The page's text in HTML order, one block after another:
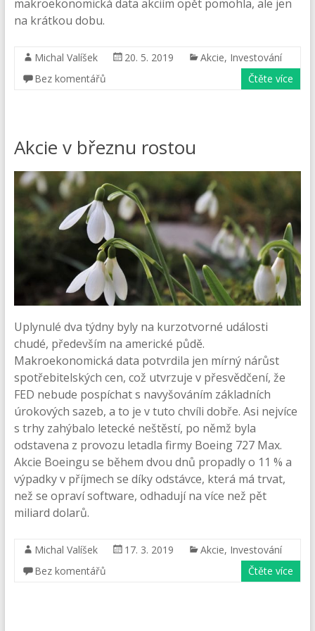
makroekonomická data akciím opět pomohla, ale jen
na krátkou dobu.
Michal Valíšek 20. 5. 2019 Akcie, Investování
Bez komentářů
Čtěte více
Akcie v březnu rostou
Uplynulé dva týdny byly na kurzotvorné události
chudé, především na americké půdě.
Makroekonomická data potvrdila jen mírný nárůst
spotřebitelských cen, což utvrzuje v přesvědčení, že
FED nebude pospíchat s navyšováním základních
úrokových sazeb, a to je v tuto chvíli dobře. Asi nejvíce
s trhy zahýbalo letecké neštěstí, po němž byla
odstavena z provozu letadla firmy Boeing 727 Max.
Akcie Boeingu se během dvou dnů propadly o 11 % a
výpadky v příjmech se díky odstávce, která má trvat,
než se opraví software, odhadují na více než pět
miliard dolarů.
Michal Valíšek 17. 3. 2019 Akcie, Investování
Bez komentářů
Čtěte více